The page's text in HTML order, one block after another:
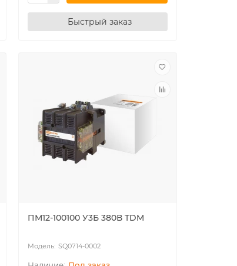
Быстрый заказ
ПМ12-100100 У3Б 380В TDM
SQ0714-0002